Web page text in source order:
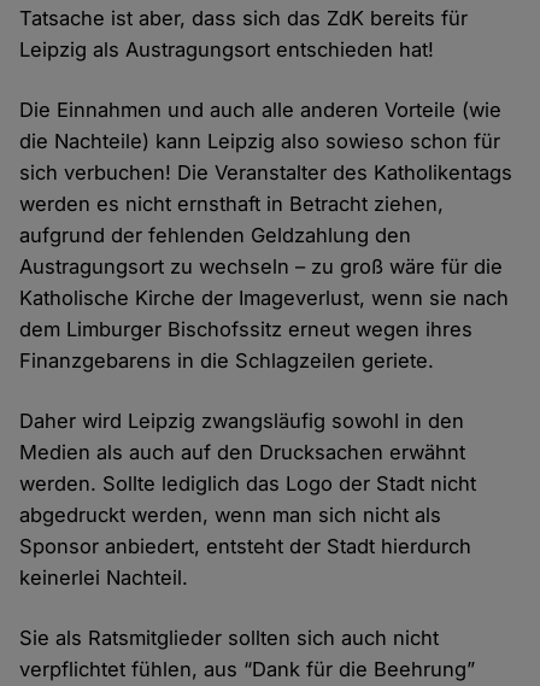
Tatsache ist aber, dass sich das ZdK bereits für
Leipzig als Austragungsort entschieden hat!
Die Einnahmen und auch alle anderen Vorteile (wie
die Nachteile) kann Leipzig also sowieso schon für
sich verbuchen! Die Veranstalter des Katholikentags
werden es nicht ernsthaft in Betracht ziehen,
aufgrund der fehlenden Geldzahlung den
Austragungsort zu wechseln – zu groß wäre für die
Katholische Kirche der Imageverlust, wenn sie nach
dem Limburger Bischofssitz erneut wegen ihres
Finanzgebarens in die Schlagzeilen geriete.
Daher wird Leipzig zwangsläufig sowohl in den
Medien als auch auf den Drucksachen erwähnt
werden. Sollte lediglich das Logo der Stadt nicht
abgedruckt werden, wenn man sich nicht als
Sponsor anbiedert, entsteht der Stadt hierdurch
keinerlei Nachteil.
Sie als Ratsmitglieder sollten sich auch nicht
verpflichtet fühlen, aus “Dank für die Beehrung”